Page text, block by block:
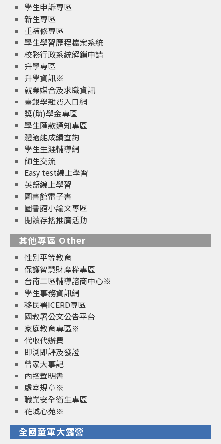
學生申訴專區
新生專區
重補修專區
學生學習歷程檔案系統
校務行政系統解鎖申請
升學專區
升學資訊※
就業媒合及求職資訊
臺銀學雜費入口網
獎(助)學金專區
學生匯款通知專區
體適能成績查詢
學生生涯輔導網
師生交流
Easy test線上學習
英語線上學習
圖書館電子書
圖書館小論文專區
閱讀存摺推廣活動
其他專區 Other
性別平等教育
保護智慧財產權專區
台南二區輔導諮商中心※
學生事務資訊網
移民署ICERD專區
國教署公文公告平台
家庭教育專區※
代收代辦費
即測即評及發證
曾家大事記
內控聲明書
處室規章※
職業安全衛生專區
花城心苑※
全國童軍大露營